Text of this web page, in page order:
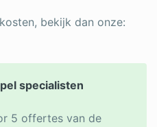
bekijk dan onze:
specialisten
5 offertes van de